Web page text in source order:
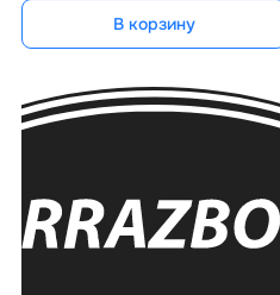
В корзину